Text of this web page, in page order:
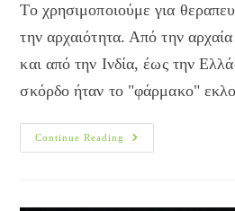
Το χρησιμοποιούμε για
την αρχαιότητα. Από την
και από την Ινδία, έως την
σκόρδο ήταν το "φάρμακο"
Continue Reading
Σκόρδο:
Υγιεινό